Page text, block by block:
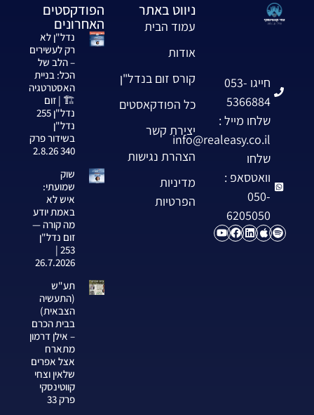
חייגו 053-
5366884
שלחו מייל :
info@realeasy.co.il
שלחו
וואטסאפ :
050-
6205050
ניווט באתר
עמוד הבית
אודות
קורס זום בנדל"ן
כל הפודקאסטים
יצירת קשר
הצהרת נגישות
מדיניות
הפרטיות
הפודקסטים
האחרונים
נדל"ן לא
רק לעשירים
– הלב של
הכל: בניית
האסטרטגיה
🏗️ | זום
נדל"ן 255
נדל"ן
בשידור פרק
340 2.8.26
שוק
שמועתי:
איש לא
באמת יודע
מה קורה —
זום נדל"ן
253 |
26.7.2026
תע"ש
(התעשיה
הצבאית)
בבית הכרם
– אילן דרמון
מתארח
אצל אפרים
שלאין וצחי
קווטינסקי
פרק 33